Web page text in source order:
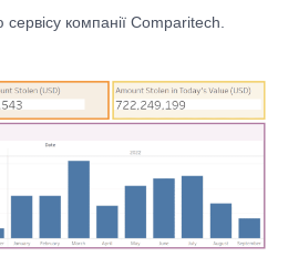
компанії Comparitech.